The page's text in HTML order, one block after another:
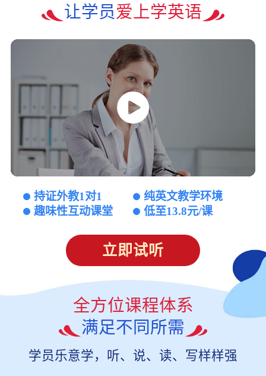
让学员爱上学英语
持证外教1对1
纯英文教学环境
趣味性互动课堂
低至13.8元/课
立即试听
全方位课程体系
满足不同所需
学员乐意学，听、说、读、写样样强